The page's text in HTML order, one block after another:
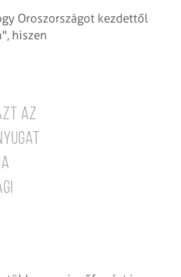
Oroszországot kezdettől
hiszen
az